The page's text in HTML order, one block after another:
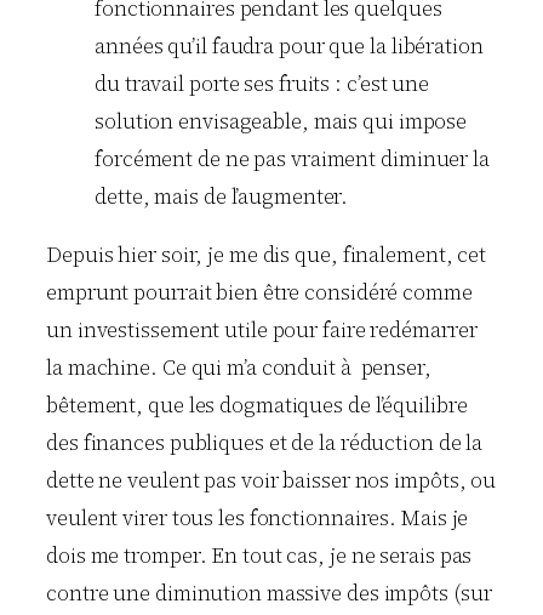
fonctionnaires pendant les quelques
années qu’il faudra pour que la libération
du travail porte ses fruits : c’est une
solution envisageable, mais qui impose
forcément de ne pas vraiment diminuer la
dette, mais de l’augmenter.
Depuis hier soir, je me dis que, finalement, cet
emprunt pourrait bien être considéré comme
un investissement utile pour faire redémarrer
la machine. Ce qui m’a conduit à penser,
bêtement, que les dogmatiques de l’équilibre
des finances publiques et de la réduction de la
dette ne veulent pas voir baisser nos impôts, ou
veulent virer tous les fonctionnaires. Mais je
dois me tromper. En tout cas, je ne serais pas
contre une diminution massive des impôts (sur